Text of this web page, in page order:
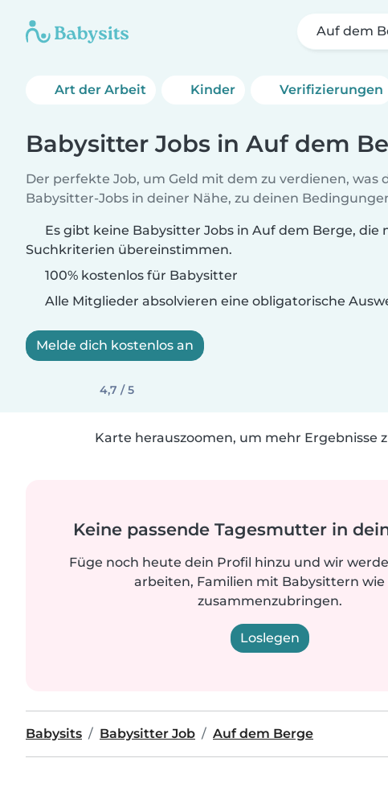
Auf dem
Art der Arbeit Kinder Verifizierungen
Babysitter Jobs in Auf dem
Der perfekte Job, um Geld mit dem zu verdienen, was
Babysitter-Jobs in deiner Nähe, zu deinen
Es gibt keine Babysitter Jobs in Auf dem Berge, die
Suchkriterien übereinstimmen.
100% kostenlos für Babysitter
Alle Mitglieder absolvieren eine obligatorische
Melde dich kostenlos an
4,7 / 5
Karte herauszoomen, um mehr Ergebnisse
Keine passende Tagesmutter in
Füge noch heute dein Profil hinzu und wir
arbeiten, Familien mit Babysittern wie
zusammenzubringen.
Loslegen
Babysits Babysitter Job Auf dem Berge